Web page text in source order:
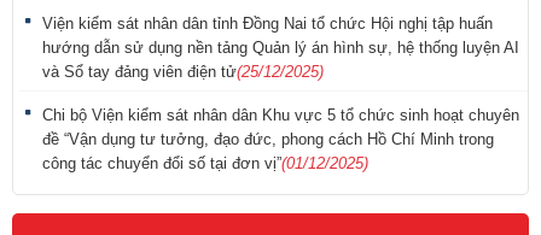
Viện kiểm sát nhân dân tỉnh Đồng Nai tổ chức Hội nghị tập huấn
hướng dẫn sử dụng nền tảng Quản lý án hình sự, hệ thống luyện AI
và Sổ tay đảng viên điện tử(25/12/2025)
Chi bộ Viện kiểm sát nhân dân Khu vực 5 tổ chức sinh hoạt chuyên
đề “Vận dụng tư tưởng, đạo đức, phong cách Hồ Chí Minh trong
công tác chuyển đổi số tại đơn vị”(01/12/2025)